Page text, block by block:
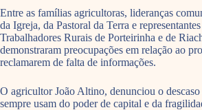
Entre as famílias agricultoras, lideranças
da Igreja, da Pastoral da Terra e
Trabalhadores Rurais de Porteirinha e de
demonstraram preocupações em relação ao
reclamarem de falta de informações.
O agricultor João Altino, denunciou o
sempre usam do poder de capital e da